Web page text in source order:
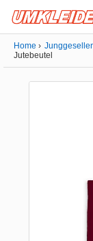
Home
Jutebeutel